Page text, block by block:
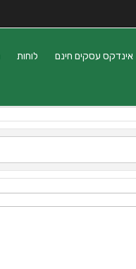
אינדקס עסקים חינם לוחות